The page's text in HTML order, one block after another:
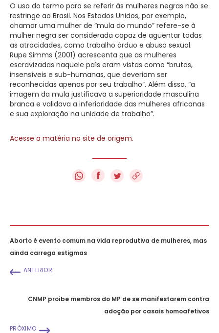
O uso do termo para se referir às mulheres negras não se
restringe ao Brasil. Nos Estados Unidos, por exemplo,
chamar uma mulher de “mula do mundo” refere-se à
mulher negra ser considerada capaz de aguentar todas
as atrocidades, como trabalho árduo e abuso sexual.
Rupe Simms (2001) acrescenta que as mulheres
escravizadas naquele país eram vistas como “brutas,
insensíveis e sub-humanas, que deveriam ser
reconhecidas apenas por seu trabalho”. Além disso, “a
imagem da mula justificava a superioridade masculina
branca e validava a inferioridade das mulheres africanas
e sua exploração na unidade de trabalho”.
Acesse a matéria no site de origem.
f
Aborto é evento comum na vida reprodutiva de mulheres, mas
ainda carrega estigmas
ANTERIOR
CNMP proíbe membros do MP de se manifestarem contra
adoção por casais homoafetivos
PRÓXIMO